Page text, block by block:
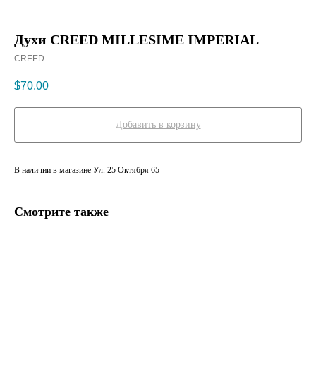
Духи CREED MILLESIME IMPERIAL
CREED
$70.00
Добавить в корзину
В наличии в магазине Ул. 25 Октября 65
Смотрите также